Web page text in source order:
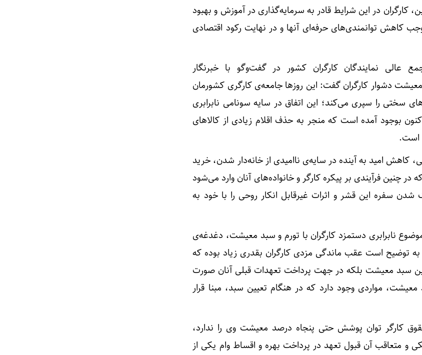
کارگران در این شرایط قادر به سرمایه‌گذاری در آموزش و بهبود
کاهش توانمندی‌های حرفه‌ای آنها و در نهایت رکود اقتصادی
عالی نمایندگان کارگران کشور در گفت‌وگو با خبرنگار
معیشت دشوار کارگران گفت: این روزها جامعه‌ی کارگری کشورمان
سختی را سپری می‌کند؛ این اتفاق در سایه سونامی نابرابری
بوجود آمده است که منجر به حذف اقلام زیادی از کالاهای
است.
امید به آینده در سایه‌ی ناامیدی از خانه‌دار شدن، خرید
چنین فرآیندی بر پیکره کارگر و خانواده‌های آنان وارد می‌شود
سفره این قشر و اثرات غیرقابل انکار روحی را با خود به
نابرابری دستمزد کارگران با تورم و سبد معیشت، دغدغه‌ی
توضیح است عقب ماندگی مزدی کارگران بقدری زیاد بوده که
سبد معیشت بلکه در جهت پرداخت تعهدات قبلی آنان صورت
مواردی وجود دارد که در هنگام تعیین سبد، مبنا قرار
کارگر توان پوشش حتی پنجاه درصد معیشت وی را ندارد،
و متعاقب آن قبول تعهد در پرداخت بهره و اقساط وام یکی از